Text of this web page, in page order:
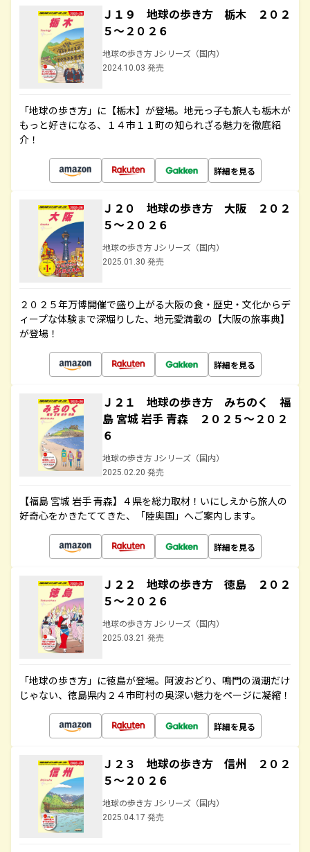
Ｊ１９ 地球の歩き方 栃木 ２０２
５～２０２６
地球の歩き方 Jシリーズ（国内）
2024.10.03 発売
「地球の歩き方」に【栃木】が登場。地元っ子も旅人も栃木が
もっと好きになる、１４市１１町の知られざる魅力を徹底紹
介！
詳細を見る
Ｊ２０ 地球の歩き方 大阪 ２０２
５～２０２６
地球の歩き方 Jシリーズ（国内）
2025.01.30 発売
２０２５年万博開催で盛り上がる大阪の食・歴史・文化からデ
ィープな体験まで深堀りした、地元愛満載の【大阪の旅事典】
が登場！
詳細を見る
Ｊ２１ 地球の歩き方 みちのく 福
島 宮城 岩手 青森 ２０２５～２０２
６
地球の歩き方 Jシリーズ（国内）
2025.02.20 発売
【福島 宮城 岩手 青森】４県を総力取材！いにしえから旅人の
好奇心をかきたててきた、「陸奥国」へご案内します。
詳細を見る
Ｊ２２ 地球の歩き方 徳島 ２０２
５～２０２６
地球の歩き方 Jシリーズ（国内）
2025.03.21 発売
「地球の歩き方」に徳島が登場。阿波おどり、鳴門の渦潮だけ
じゃない、徳島県内２４市町村の奥深い魅力をページに凝縮！
詳細を見る
Ｊ２３ 地球の歩き方 信州 ２０２
５～２０２６
地球の歩き方 Jシリーズ（国内）
2025.04.17 発売